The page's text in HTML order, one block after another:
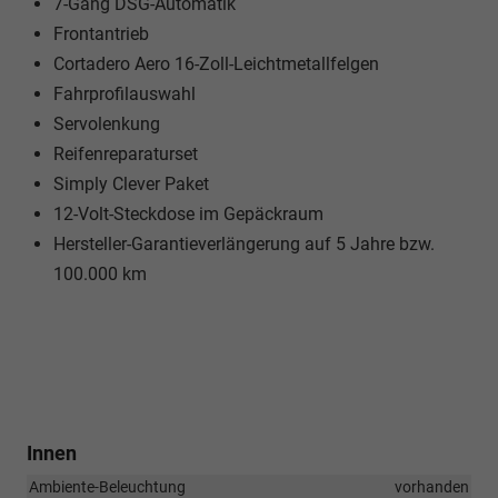
Frontantrieb
Cortadero Aero 16-Zoll-Leichtmetallfelgen
Fahrprofilauswahl
Servolenkung
Reifenreparaturset
Simply Clever Paket
12-Volt-Steckdose im Gepäckraum
Hersteller-Garantieverlängerung auf 5 Jahre bzw.
100.000 km
Innen
Ambiente-Beleuchtung vorhanden